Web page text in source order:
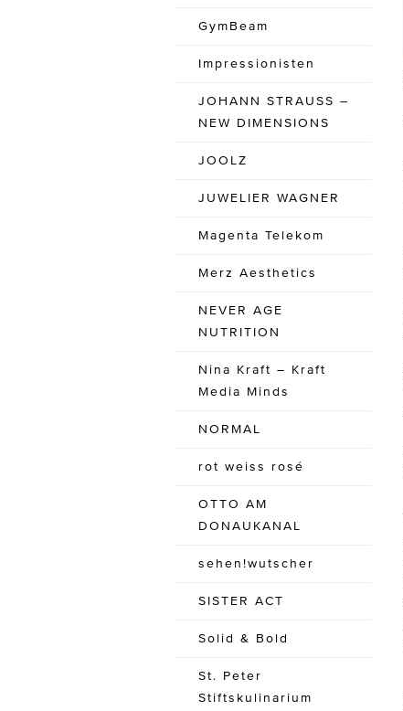
GymBeam
Impressionisten
JOHANN STRAUSS –
NEW DIMENSIONS
JOOLZ
JUWELIER WAGNER
Magenta Telekom
Merz Aesthetics
NEVER AGE
NUTRITION
Nina Kraft – Kraft
Media Minds
NORMAL
rot weiss rosé
OTTO AM
DONAUKANAL
sehen!wutscher
SISTER ACT
Solid & Bold
St. Peter
Stiftskulinarium